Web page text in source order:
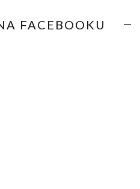
FACEBOOKU